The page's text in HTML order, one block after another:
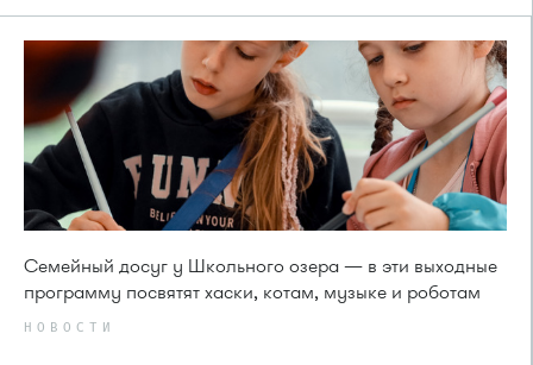
Семейный досуг у Школьного озера — в эти выходные
программу посвятят хаски, котам, музыке и роботам
НОВОСТИ